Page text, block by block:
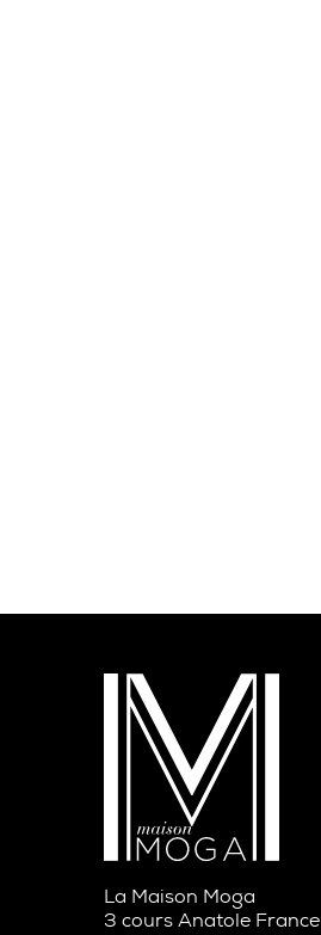
La Maison Moga
3 cours Anatole France